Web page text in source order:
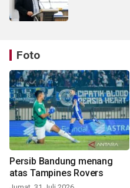
Foto
Persib Bandung menang
atas Tampines Rovers